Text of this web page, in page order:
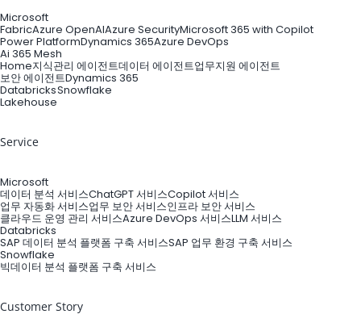
Microsoft
FabricAzure OpenAIAzure SecurityMicrosoft 365 with Copilot
Power PlatformDynamics 365Azure DevOps
Ai 365 Mesh
Home지식관리 에이전트데이터 에이전트업무지원 에이전트
보안 에이전트Dynamics 365
Databricks
Lakehouse
Snowflake
Service
Microsoft
데이터 분석 서비스ChatGPT 서비스Copilot 서비스
업무 자동화 서비스업무 보안 서비스인프라 보안 서비스
클라우드 운영 관리 서비스Azure DevOps 서비스LLM 서비스
Databricks
SAP 데이터 분석 플랫폼 구축 서비스SAP 업무 환경 구축 서비스
Snowflake
빅데이터 분석 플랫폼 구축 서비스
Customer Story